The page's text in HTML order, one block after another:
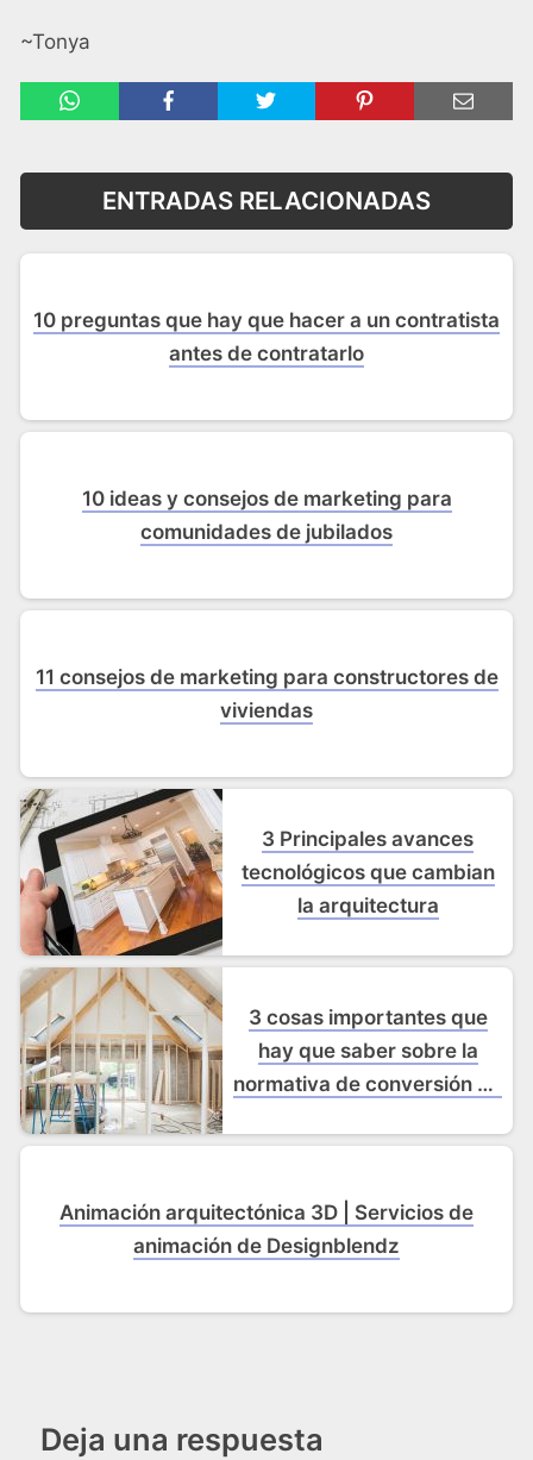
~Tonya
ENTRADAS RELACIONADAS
10 preguntas que hay que hacer a un contratista
antes de contratarlo
10 ideas y consejos de marketing para
comunidades de jubilados
11 consejos de marketing para constructores de
viviendas
3 Principales avances
tecnológicos que cambian
la arquitectura
3 cosas importantes que
hay que saber sobre la
normativa de conversión de
Animación arquitectónica 3D | Servicios de
animación de Designblendz
Deja una respuesta